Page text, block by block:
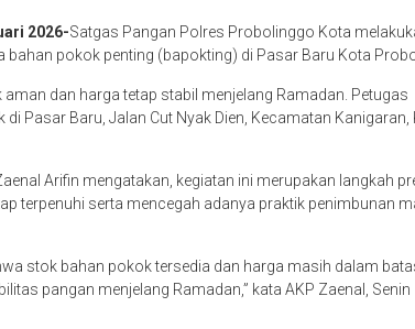
2026-Satgas Pangan Polres Probolinggo Kota
bahan pokok penting (bapokting) di Pasar Baru Kota
dan harga tetap stabil menjelang Ramadan. Petugas
Pasar Baru, Jalan Cut Nyak Dien, Kecamatan Kanigaran,
Arifin mengatakan, kegiatan ini merupakan langkah
terpenuhi serta mencegah adanya praktik penimbunan
stok bahan pokok tersedia dan harga masih dalam
pangan menjelang Ramadan,” kata AKP Zaenal, Senin